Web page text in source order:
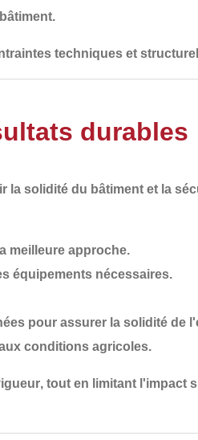
techniques et
durables
la solidité du bâtiment et la
meilleure approche.
équipements nécessaires.
pour assurer la solidité de
conditions agricoles.
, tout en limitant l'impact